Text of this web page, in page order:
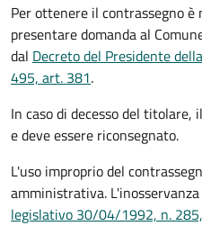
Per ottenere il contrassegno è
presentare domanda al
dal Decreto del Presidente
495, art. 381.
In caso di decesso del
e deve essere riconsegnato.
L'uso improprio del
amministrativa.
legislativo 30/04/1992, n.